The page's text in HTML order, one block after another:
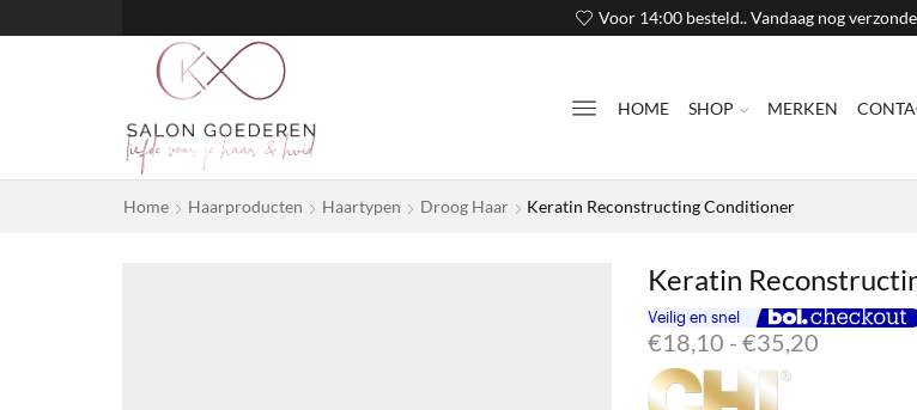
Voor 14:00 besteld.. Vandaag nog
HOME SHOP MERKEN
Home Haarproducten Haartypen Droog Haar Keratin Reconstructing Conditioner
Keratin
€18,10 - €35,20